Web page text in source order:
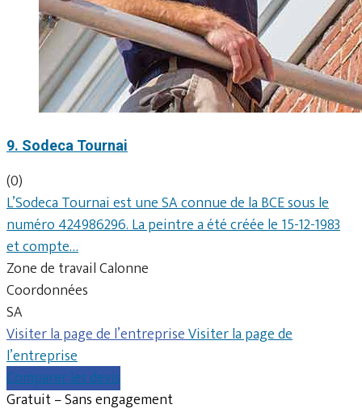
9. Sodeca Tournai
(0)
L’Sodeca Tournai est une SA connue de la BCE sous le
numéro 424986296. La peintre a été créée le 15-12-1983
et compte…
Zone de travail Calonne
Coordonnées
SA
Visiter la page de l’entrepriseVisiter la page de
l’entreprise
Comparer les devis
Gratuit – Sans engagement